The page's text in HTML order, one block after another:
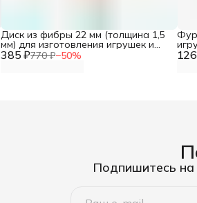
385 ₽770 ₽−50%
Диск из фибры 22 мм (толщина 1,5
мм) для изготовления игрушек и
кукол, 30 шт/упак, Айрис
Подпишитесь на